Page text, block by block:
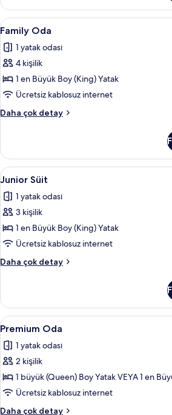
fazla
detay
Family
Oda
için
tüm
fotoğrafları
görün
Anti
8
Family Oda
1 yatak odası
4 kişilik
1 en Büyük Boy (King) Yatak
Ücretsiz kablosuz internet
Daha çok detay
Family
fazla
detay
Junior
Süit
için
tüm
fotoğrafları
görün
19
Junior Süit
1 yatak odası
3 kişilik
1 en Büyük Boy (King) Yatak
Ücretsiz kablosuz internet
Daha çok detay
Junior
fazla
detay
Premium
Oda
için
tüm
fotoğrafları
görün
13
Premium Oda
1 yatak odası
2 kişilik
1 büyük (Queen) Boy Yatak VEYA 1 en
Ücretsiz kablosuz internet
Daha çok detay
Premium